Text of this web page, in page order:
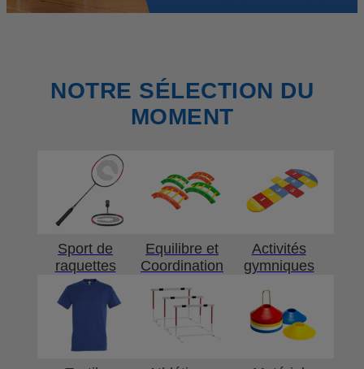
NOTRE SÉLECTION DU
MOMENT
Sport de
raquettes
Equilibre et
Coordination
Activités
gymniques